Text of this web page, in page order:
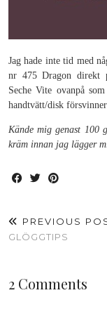
Jag hade inte tid med
nr 475 Dragon direkt
Seche Vite ovanpå
handtvätt/disk
Kände mig genast 100
kräm innan jag lägger
PREVIOUS
GLÖGGTIPS
2 Comments